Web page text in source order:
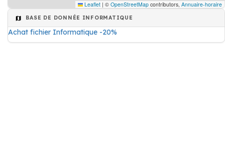
Leaflet | © OpenStreetMap contributors, Annuaire-horaire
BASE DE DONNÉE INFORMATIQUE
Achat fichier Informatique -20%